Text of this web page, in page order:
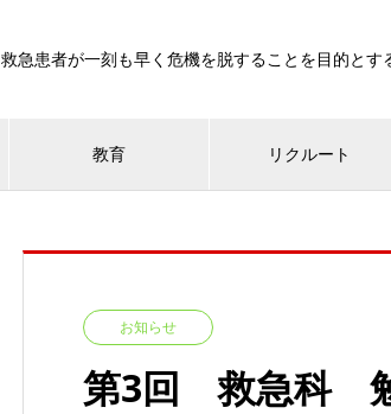
救急患者が一刻も早く危機を脱することを目的とす
教育 リクルート
お知らせ
第3回 救急科